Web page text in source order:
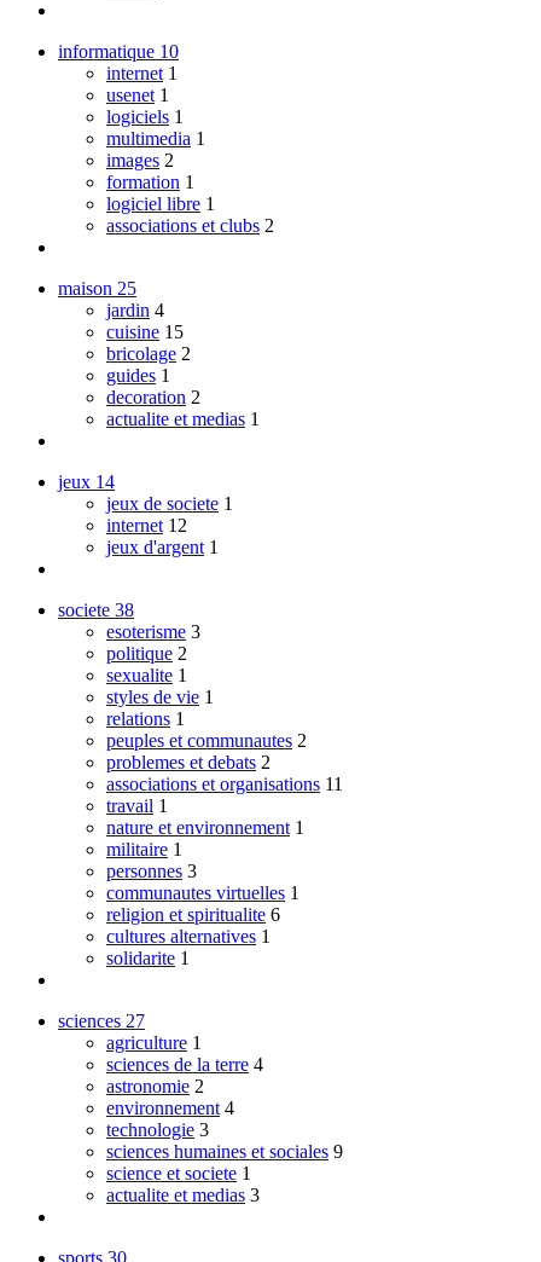
informatique 10
internet 1
usenet 1
logiciels 1
multimedia 1
images 2
formation 1
logiciel libre 1
associations et clubs 2
maison 25
jardin 4
cuisine 15
bricolage 2
guides 1
decoration 2
actualite et medias 1
jeux 14
jeux de societe 1
internet 12
jeux d'argent 1
societe 38
esoterisme 3
politique 2
sexualite 1
styles de vie 1
relations 1
peuples et communautes 2
problemes et debats 2
associations et organisations 11
travail 1
nature et environnement 1
militaire 1
personnes 3
communautes virtuelles 1
religion et spiritualite 6
cultures alternatives 1
solidarite 1
sciences 27
agriculture 1
sciences de la terre 4
astronomie 2
environnement 4
technologie 3
sciences humaines et sociales 9
science et societe 1
actualite et medias 3
sports 30